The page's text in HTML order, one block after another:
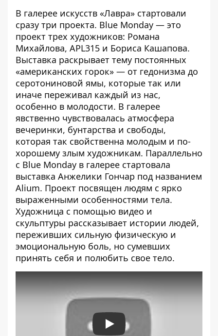
В галерее искусств «Лавра» стартовали
сразу три проекта. Blue Monday — это
проект трех художников: Романа
Михайлова, APL315 и Бориса Кашапова.
Выставка раскрывает тему постоянных
«американских горок» — от гедонизма до
серотониновой ямы, которые так или
иначе переживал каждый из нас,
особенно в молодости. В галерее
явственно чувствовалась атмосфера
вечеринки, бунтарства и свободы,
которая так свойственна молодым и по-
хорошему злым художникам. Параллельно
с Blue Monday в галерее стартовала
выставка Анжелики Гончар под названием
Alium. Проект посвящен людям с ярко
выраженными особенностями тела.
Художница с помощью видео и
скульптуры рассказывает истории людей,
переживших сильную физическую и
эмоциональную боль, но сумевших
принять себя и полюбить свое тело.
Play